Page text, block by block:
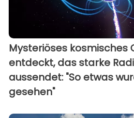
Mysteriöses kosmisches
entdeckt, das starke
aussendet: "So etwas
gesehen"